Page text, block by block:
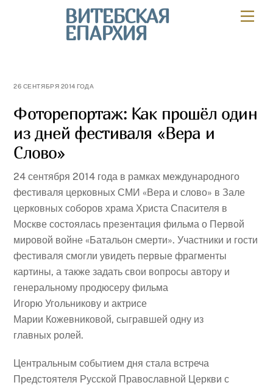
ВИТЕБСКАЯ
ЕПАРХИЯ
26 СЕНТЯБРЯ 2014 ГОДА
Фоторепортаж: Как прошёл один
из дней фестиваля «Вера и
Слово»
24 сентября 2014 года в рамках международного
фестиваля церковных СМИ «Вера и слово» в Зале
церковных соборов храма Христа Спасителя в
Москве состоялась презентация фильма о Первой
мировой войне «Батальон смерти». Участники и гости
фестиваля смогли увидеть первые фрагменты
картины, а также задать свои вопросы автору и
генеральному продюсеру фильма
Игорю Угольникову и актрисе
Марии Кожевниковой, сыгравшей одну из
главных ролей.
Центральным событием дня стала встреча
Предстоятеля Русской Православной Церкви с